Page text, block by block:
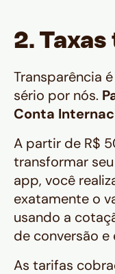
2.
Transparência
sério por nós.
Conta
A partir de R$
transformar
app, você
exatamente o
usando a
de conversão
As tarifas